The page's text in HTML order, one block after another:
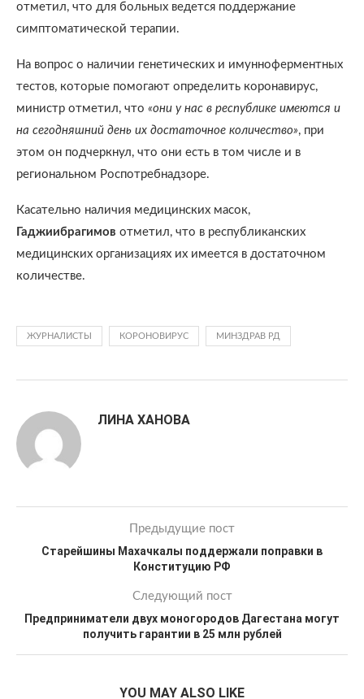
отметил, что для больных ведется поддержание
симптоматической терапии.
На вопрос о наличии генетических и имунноферментных
тестов, которые помогают определить коронавирус,
министр отметил, что «они у нас в республике имеются и
на сегодняшний день их достаточное количество», при
этом он подчеркнул, что они есть в том числе и в
региональном Роспотребнадзоре.
Касательно наличия медицинских масок,
Гаджиибрагимов отметил, что в республиканских
медицинских организациях их имеется в достаточном
количестве.
ЖУРНАЛИСТЫ КОРОНОВИРУС МИНЗДРАВ РД
ЛИНА ХАНОВА
Предыдущие пост
Старейшины Махачкалы поддержали поправки в
Конституцию РФ
Следующий пост
Предприниматели двух моногородов Дагестана могут
получить гарантии в 25 млн рублей
YOU MAY ALSO LIKE